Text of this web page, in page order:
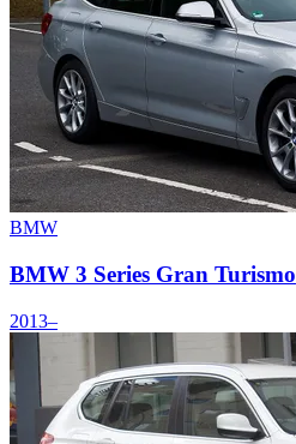
BMW
BMW 3 Series Gran Turismo
2013–